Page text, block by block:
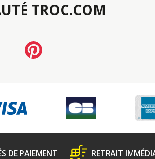
TROC.COM
DE PAIEMENT RETRAIT